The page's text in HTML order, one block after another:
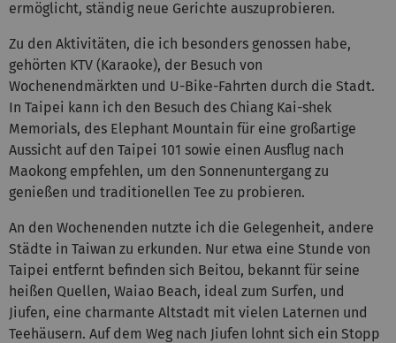
ermöglicht, ständig neue Gerichte auszuprobieren.
Zu den Aktivitäten, die ich besonders genossen habe,
gehörten KTV (Karaoke), der Besuch von
Wochenendmärkten und U-Bike-Fahrten durch die Stadt.
In Taipei kann ich den Besuch des Chiang Kai-shek
Memorials, des Elephant Mountain für eine großartige
Aussicht auf den Taipei 101 sowie einen Ausflug nach
Maokong empfehlen, um den Sonnenuntergang zu
genießen und traditionellen Tee zu probieren.
An den Wochenenden nutzte ich die Gelegenheit, andere
Städte in Taiwan zu erkunden. Nur etwa eine Stunde von
Taipei entfernt befinden sich Beitou, bekannt für seine
heißen Quellen, Waiao Beach, ideal zum Surfen, und
Jiufen, eine charmante Altstadt mit vielen Laternen und
Teehäusern. Auf dem Weg nach Jiufen lohnt sich ein Stopp